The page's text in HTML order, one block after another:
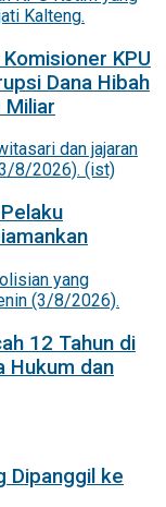
KPU
Dana Hibah
Miliar
12 Tahun di
Hukum dan
Dipanggil ke